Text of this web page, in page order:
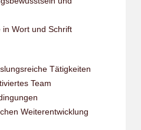
Wort und Schrift
Tätigkeiten
Team
Weiterentwicklung